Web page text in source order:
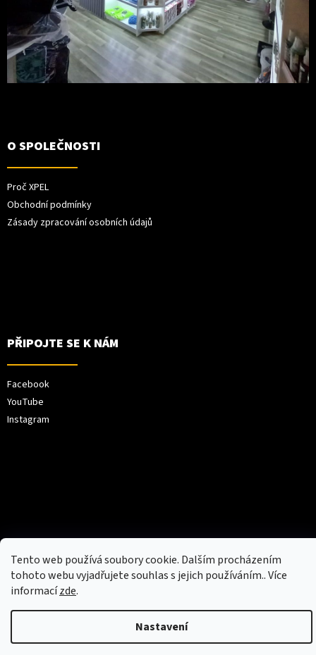
Tento web používá soubory cookie. Dalším procházením
tohoto webu vyjadřujete souhlas s jejich používáním.. Více
informacízde.
Nastavení
O SPOLEČNOSTI
Proč XPEL
Obchodní podmínky
Zásady zpracování osobních údajů
PŘIPOJTE SE K NÁM
Facebook
YouTube
Instagram
Copyright 2026
Weboo.eu